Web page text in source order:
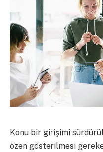
Konu bir girişimi
özen gösterilmesi